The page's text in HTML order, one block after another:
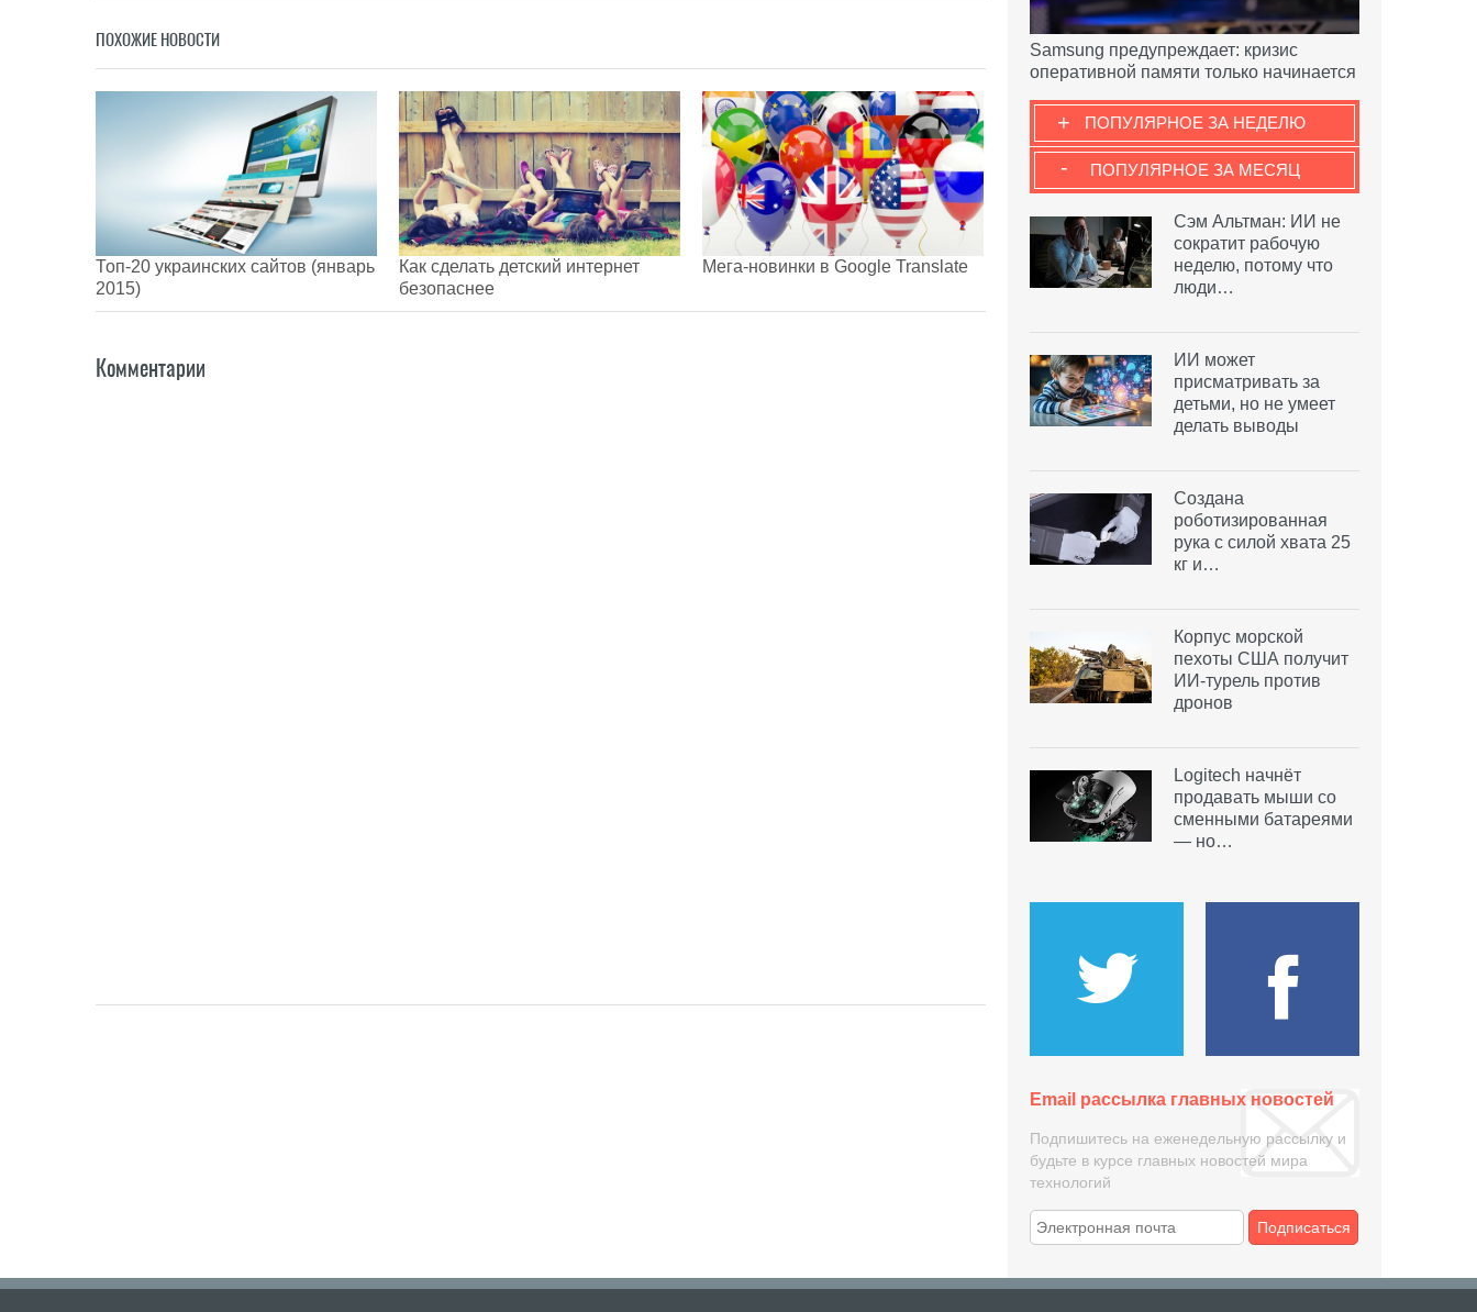
ПОХОЖИЕ НОВОСТИ
Топ-20 украинских сайтов (январь
2015)
Как сделать детский интернет
безопаснее
Мега-новинки в Google Translate
Комментарии
Samsung предупреждает: кризис
оперативной памяти только начинается
ПОПУЛЯРНОЕ ЗА НЕДЕЛЮ
+
ПОПУЛЯРНОЕ ЗА МЕСЯЦ
-
Сэм Альтман: ИИ не
сократит рабочую
неделю, потому что
люди…
ИИ может
присматривать за
детьми, но не умеет
делать выводы
Создана
роботизированная
рука с силой хвата 25
кг и…
Корпус морской
пехоты США получит
ИИ-турель против
дронов
Logitech начнёт
продавать мыши со
сменными батареями
— но…
Email рассылка главных новостей
Подпишитесь на еженедельную рассылку и
будьте в курсе главных новостей мира
технологий
Подписаться